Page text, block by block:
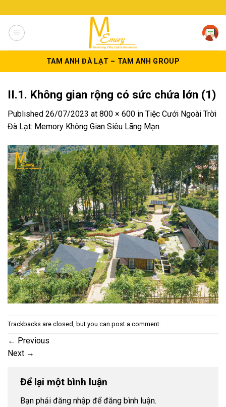
to
content
TAM ANH ĐÀ LẠT – TAM ANH GROUP
II.1. Không gian rộng có sức chứa lớn (1)
Published 26/07/2023 at 800 × 600 in Tiệc Cưới Ngoài Trời
Đà Lạt: Memory Không Gian Siêu Lãng Mạn
Trackbacks are closed, but you can post a comment.
← Previous
Next →
Để lại một bình luận
Bạn phải đăng nhập để đăng bình luận.